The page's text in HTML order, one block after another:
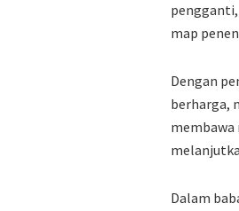
map
Dengan
berharga,
membawa
Dalam